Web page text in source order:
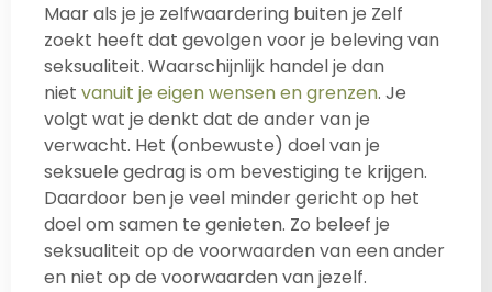
Maar als je je zelfwaardering buiten je Zelf
zoekt heeft dat gevolgen voor je beleving van
seksualiteit. Waarschijnlijk handel je dan
niet vanuit je eigen wensen en grenzen. Je
volgt wat je denkt dat de ander van je
verwacht. Het (onbewuste) doel van je
seksuele gedrag is om bevestiging te krijgen.
Daardoor ben je veel minder gericht op het
doel om samen te genieten. Zo beleef je
seksualiteit op de voorwaarden van een ander
en niet op de voorwaarden van jezelf.